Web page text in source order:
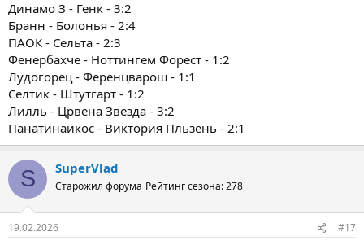
Динамо З - Генк - 3:2
Бранн - Болонья - 2:4
ПАОК - Сельта - 2:3
Фенербахче - Ноттингем Форест - 1:2
Лудогорец - Ференцварош - 1:1
Селтик - Штутгарт - 1:2
Лилль - Црвена Звезда - 3:2
Панатинаикос - Виктория Пльзень - 2:1
S SuperVlad
Старожил форума Рейтинг сезона: 278
19.02.2026 #17